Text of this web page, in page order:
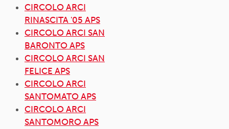
CIRCOLO ARCI
RINASCITA '05 APS
CIRCOLO ARCI SAN
BARONTO APS
CIRCOLO ARCI SAN
FELICE APS
CIRCOLO ARCI
SANTOMATO APS
CIRCOLO ARCI
SANTOMORO APS